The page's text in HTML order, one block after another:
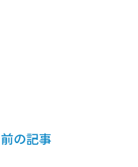
前の記事